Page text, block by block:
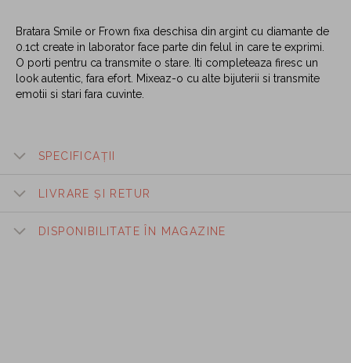
Bratara Smile or Frown fixa deschisa din argint cu diamante de
0.1ct create in laborator face parte din felul in care te exprimi.
O porti pentru ca transmite o stare. Iti completeaza firesc un
look autentic, fara efort. Mixeaz-o cu alte bijuterii si transmite
emotii si stari fara cuvinte.
SPECIFICAȚII
LIVRARE ȘI RETUR
DISPONIBILITATE ÎN MAGAZINE